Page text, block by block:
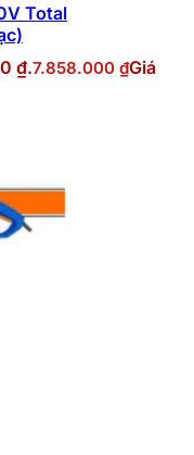
Total
₫.7.858.000 ₫Giá